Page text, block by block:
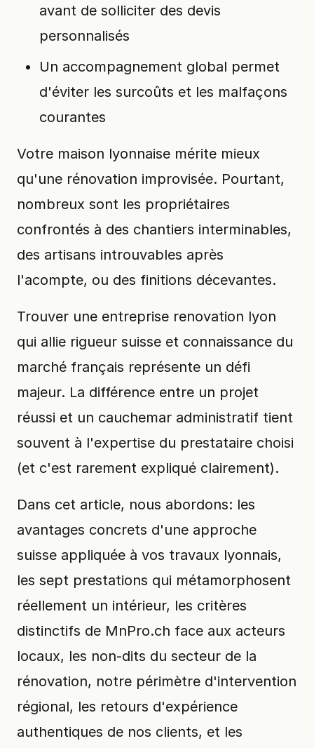
avant de solliciter des devis
personnalisés
Un accompagnement global permet
d'éviter les surcoûts et les malfaçons
courantes
Votre maison lyonnaise mérite mieux
qu'une rénovation improvisée. Pourtant,
nombreux sont les propriétaires
confrontés à des chantiers interminables,
des artisans introuvables après
l'acompte, ou des finitions décevantes.
Trouver une entreprise renovation lyon
qui allie rigueur suisse et connaissance du
marché français représente un défi
majeur. La différence entre un projet
réussi et un cauchemar administratif tient
souvent à l'expertise du prestataire choisi
(et c'est rarement expliqué clairement).
Dans cet article, nous abordons: les
avantages concrets d'une approche
suisse appliquée à vos travaux lyonnais,
les sept prestations qui métamorphosent
réellement un intérieur, les critères
distinctifs de MnPro.ch face aux acteurs
locaux, les non-dits du secteur de la
rénovation, notre périmètre d'intervention
régional, les retours d'expérience
authentiques de nos clients, et les